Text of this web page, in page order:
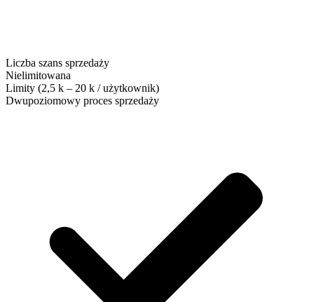
Liczba szans sprzedaży
Nielimitowana
Limity (2,5 k – 20 k / użytkownik)
Dwupoziomowy proces sprzedaży